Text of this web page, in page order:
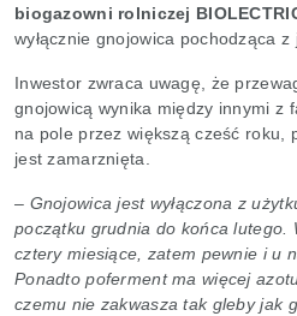
biogazowni rolniczej
wyłącznie gnojowica pochodząca z
Inwestor zwraca uwagę, że
gnojowicą wynika między innymi z
na pole przez większą cześć roku,
jest zamarznięta.
– Gnojowica jest wyłączona z
początku grudnia do końca lutego.
cztery miesiące, zatem pewnie i u
Ponadto poferment ma więcej
czemu nie zakwasza tak gleby jak